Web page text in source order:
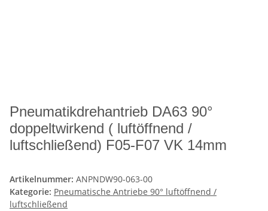
Pneumatikdrehantrieb DA63 90°
doppeltwirkend ( luftöffnend /
luftschließend) F05-F07 VK 14mm
Artikelnummer: ANPNDW90-063-00
Kategorie: Pneumatische Antriebe 90° luftöffnend /
luftschließend